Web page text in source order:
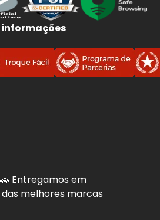
informações
Entregamos em
melhores marcas